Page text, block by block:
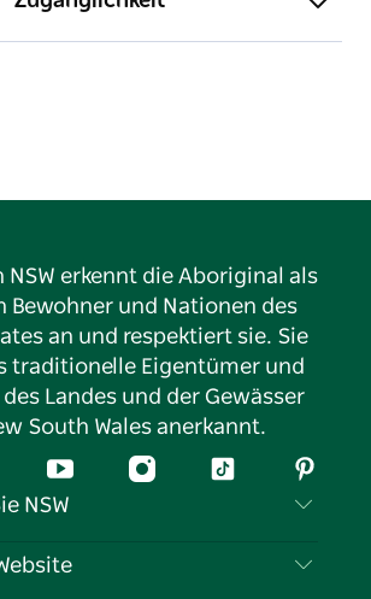
NSW erkennt die Aboriginal als
Bewohner und Nationen des
an und respektiert sie. Sie
traditionelle Eigentümer und
des Landes und der Gewässer
South Wales anerkannt.
YouTubeInstagramTikTok
NSW
uns